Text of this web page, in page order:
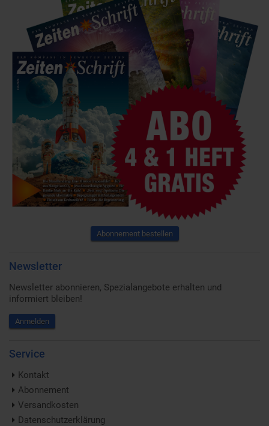
Abonnement bestellen
Newsletter
Newsletter abonnieren, Spezialangebote erhalten und
informiert bleiben!
Anmelden
Service
Kontakt
Abonnement
Versandkosten
Datenschutzerklärung